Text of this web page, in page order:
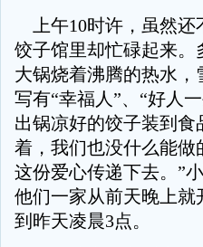
上午10时许，虽然还
饺子馆里却忙碌起来
大锅烧着沸腾的热水
写有“幸福人”、“好人
出锅凉好的饺子装到
着，我们也没什么能
这份爱心传递下去。”
他们一家从前天晚上
到昨天凌晨3点。